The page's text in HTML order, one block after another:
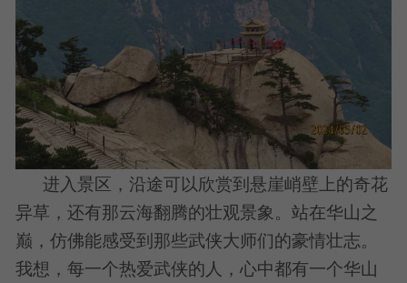
进入景区，沿途可以欣赏到悬崖峭壁上的奇花
异草，还有那云海翻腾的壮观景象。站在华山之
巅，仿佛能感受到那些武侠大师们的豪情壮志。
我想，每一个热爱武侠的人，心中都有一个华山